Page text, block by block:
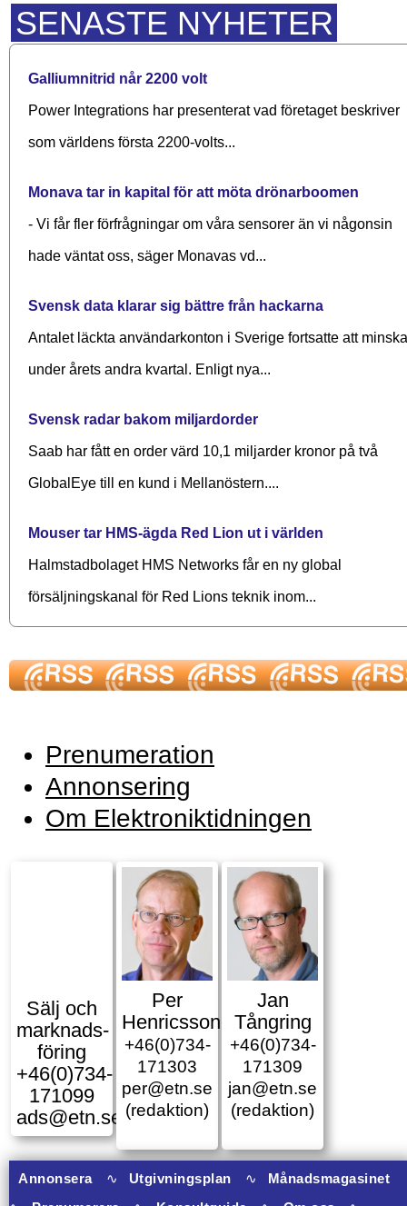
SENASTE NYHETER
Galliumnitrid når 2200 volt
Power Integrations har presenterat vad företaget beskriver
som världens första 2200-volts...
Monava tar in kapital för att möta drönarboomen
- Vi får fler förfrågningar om våra sensorer än vi någonsin
hade väntat oss, säger Monavas vd...
Svensk data klarar sig bättre från hackarna
Antalet läckta användarkonton i Sverige fortsatte att minska
under årets andra kvartal. Enligt nya...
Svensk radar bakom miljardorder
Saab har fått en order värd 10,1 miljarder kronor på två
GlobalEye till en kund i Mellanöstern....
Mouser tar HMS-ägda Red Lion ut i världen
Halmstadbolaget HMS Networks får en ny global
försäljningskanal för Red Lions teknik inom...
Prenumeration
Annonsering
Om Elektroniktidningen
Sälj och
marknads­
föring
+46(0)734-
171099
ads@etn.se
Per
Henricsson
+46(0)734-
171303
per@etn.se
(redaktion)
Jan
Tångring
+46(0)734-
171309
jan@etn.se
(redaktion)
Annonsera ∿ Utgivningsplan ∿
Månadsmagasinet